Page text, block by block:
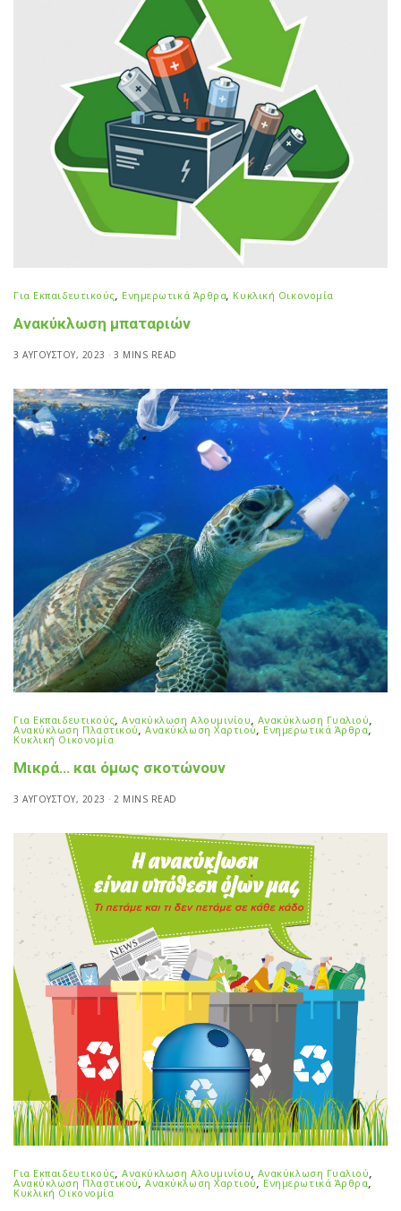
Για Εκπαιδευτικούς, Ενημερωτικά Άρθρα, Κυκλική Οικονομία
Ανακύκλωση μπαταριών
3 ΑΥΓΟΎΣΤΟΥ, 2023 3 MINS READ
Για Εκπαιδευτικούς,Ανακύκλωση Αλουμινίου, Ανακύκλωση Γυαλιού,
Ανακύκλωση Πλαστικού,Ανακύκλωση Χαρτιού, Ενημερωτικά Άρθρα,
Κυκλική Οικονομία
Μικρά… και όμως σκοτώνουν
3 ΑΥΓΟΎΣΤΟΥ, 2023 2 MINS READ
Για Εκπαιδευτικούς,Ανακύκλωση Αλουμινίου, Ανακύκλωση Γυαλιού,
Ανακύκλωση Πλαστικού,Ανακύκλωση Χαρτιού, Ενημερωτικά Άρθρα,
Κυκλική Οικονομία